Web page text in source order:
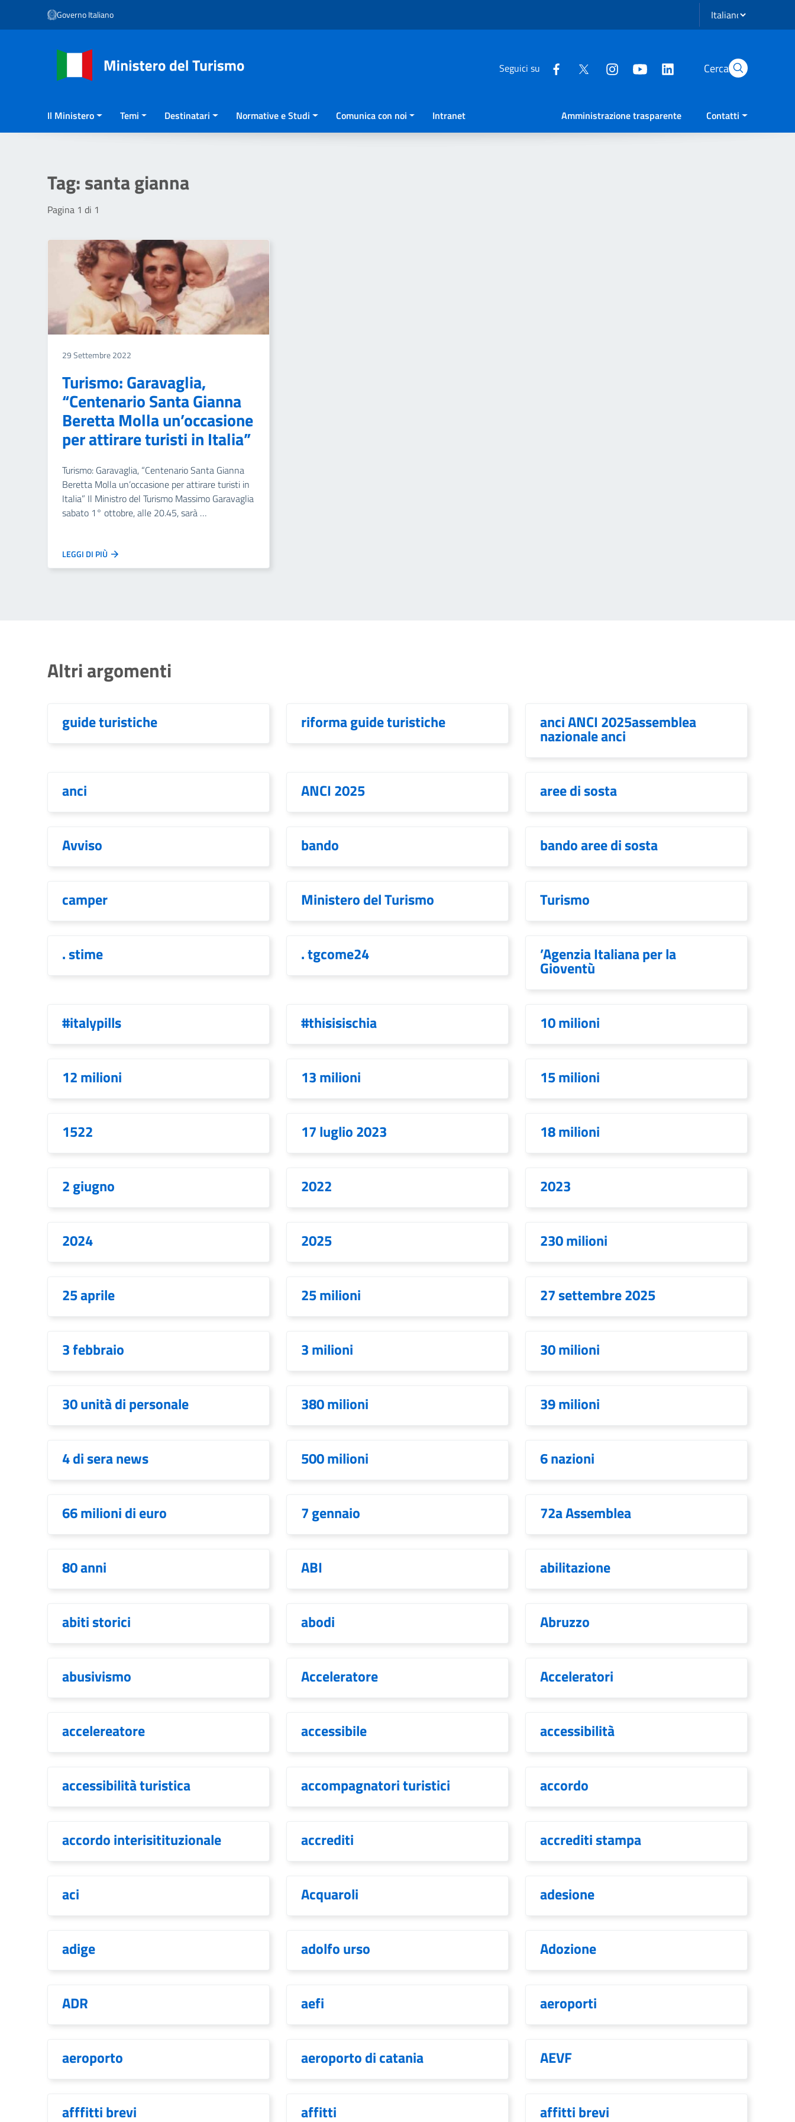
Vai ai contenuti
Vai al menu di navigazione
Governo Italiano Seleziona lingua
Seguici su Cerca
Il Ministero Temi Destinatari Normative e Studi Comunica con noi Intranet Amministrazione trasparente Contatti
Tag:santa gianna
Pagina 1 di 1
29 Settembre 2022
Turismo: Garavaglia,
“Centenario Santa Gianna
Beretta Molla un’occasione
per attirare turisti in Italia”
Turismo: Garavaglia, “Centenario Santa Gianna
Beretta Molla un’occasione per attirare turisti in
Italia” Il Ministro del Turismo Massimo Garavaglia
sabato 1° ottobre, alle 20.45, sarà …
LEGGI DI PIÙ
Altri argomenti
guide turistiche riforma guide turistiche anci ANCI 2025assemblea
nazionale anci
anci ANCI 2025 aree di sosta
Avviso bando bando aree di sosta
camper Ministero del Turismo Turismo
. stime . tgcome24 ’Agenzia Italiana per la
Gioventù
#italypills #thisisischia 10 milioni
12 milioni 13 milioni 15 milioni
1522 17 luglio 2023 18 milioni
2 giugno 2022 2023
2024 2025 230 milioni
25 aprile 25 milioni 27 settembre 2025
3 febbraio 3 milioni 30 milioni
30 unità di personale 380 milioni 39 milioni
4 di sera news 500 milioni 6 nazioni
66 milioni di euro 7 gennaio 72a Assemblea
80 anni ABI abilitazione
abiti storici abodi Abruzzo
abusivismo Acceleratore Acceleratori
accelereatore accessibile accessibilità
accessibilità turistica accompagnatori turistici accordo
accordo interisitituzionale accrediti accrediti stampa
aci Acquaroli adesione
adige adolfo urso Adozione
ADR aefi aeroporti
aeroporto aeroporto di catania AEVF
afffitti brevi affitti affitti brevi